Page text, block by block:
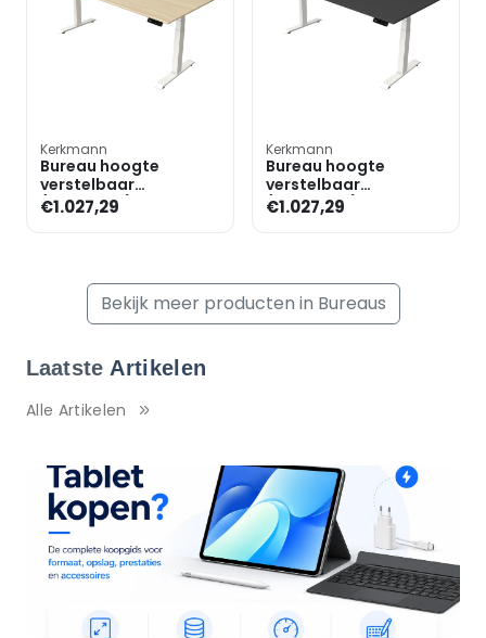
Kerkmann
Bureau hoogte
verstelbaar
(elektrisch) »Move 4«
200 cm T-poot
€1.027,29
Kerkmann
Bureau hoogte
verstelbaar
(elektrisch) »Move 4«
200 cm T-poot
€1.027,29
Bekijk meer producten in Bureaus
Laatste Artikelen
Alle Artikelen